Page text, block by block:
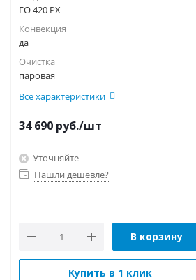
EO 420 PX
Конвекция
да
Очистка
паровая
Все характеристики
34 690 руб./шт
Уточняйте
Нашли дешевле?
В корзину
Купить в 1 клик